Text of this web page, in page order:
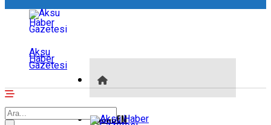
Aksu
Haber
Gazetesi
GÜNDEM